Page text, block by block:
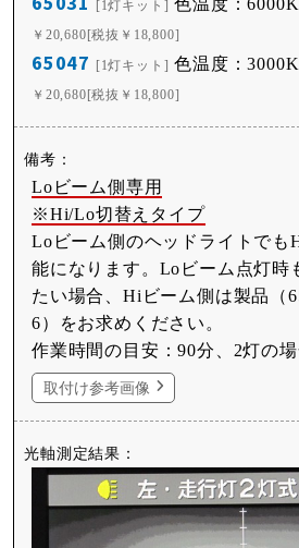
[1灯キット]
￥20,680[税抜￥18,800]
65047 [1灯キット] 色温度：3000K
￥20,680[税抜￥18,800]
Loビーム側専用
※Hi/Lo切替えタイプ
Loビーム側のヘッドライトでも
能になります。Loビーム点灯時
たい場合、Hiビーム側は製品（
6）をお求めください。
作業時間の目安：90分、2灯の
取付け参考画像